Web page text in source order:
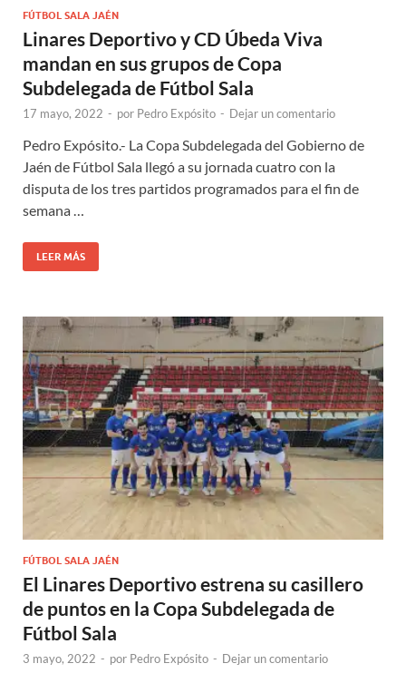
FÚTBOL SALA JAÉN
Linares Deportivo y CD Úbeda Viva
mandan en sus grupos de Copa
Subdelegada de Fútbol Sala
17 mayo, 2022 - por Pedro Expósito - Dejar un comentario
Pedro Expósito.- La Copa Subdelegada del Gobierno de
Jaén de Fútbol Sala llegó a su jornada cuatro con la
disputa de los tres partidos programados para el fin de
semana …
LEER MÁS
FÚTBOL SALA JAÉN
El Linares Deportivo estrena su casillero
de puntos en la Copa Subdelegada de
Fútbol Sala
3 mayo, 2022 - por Pedro Expósito - Dejar un comentario